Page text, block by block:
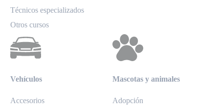
Técnicos especializados
Otros cursos
Vehículos
Accesorios
Mascotas y animales
Adopción